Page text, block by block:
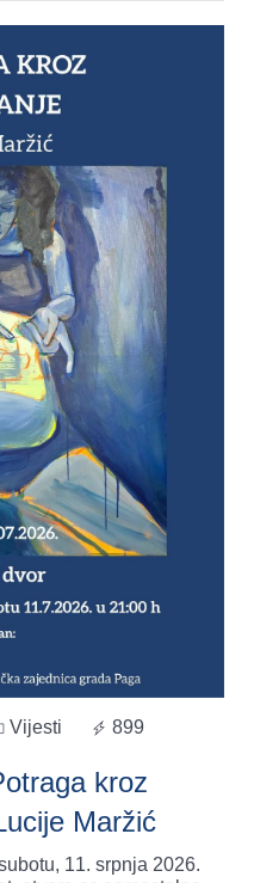
Vijesti 899
kroz
Maržić
11. srpnja 2026.